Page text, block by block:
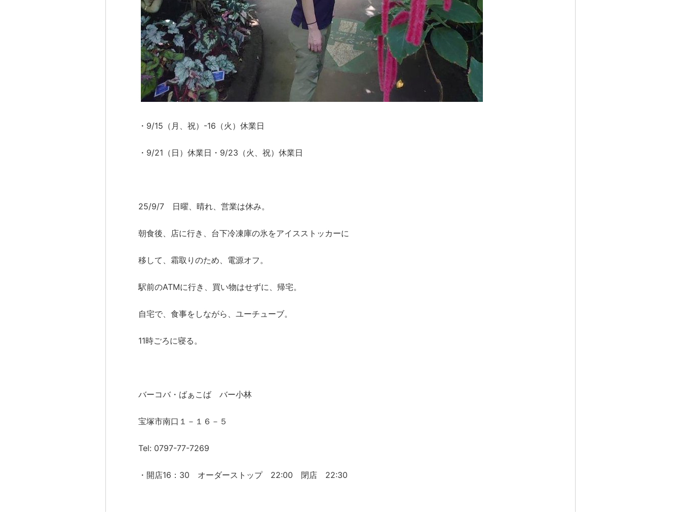
・9/15（月、祝）-16（火）休業日
・9/21（日）休業日・9/23（火、祝）休業日
25/9/7 日曜、晴れ、営業は休み。
朝食後、店に行き、台下冷凍庫の氷をアイスストッカーに
移して、霜取りのため、電源オフ。
駅前のATMに行き、買い物はせずに、帰宅。
自宅で、食事をしながら、ユーチューブ。
11時ごろに寝る。
バーコバ・ばぁこば バー小林
宝塚市南口１－１６－５
Tel: 0797-77-7269
・開店16：30 オーダーストップ 22:00 閉店 22:30